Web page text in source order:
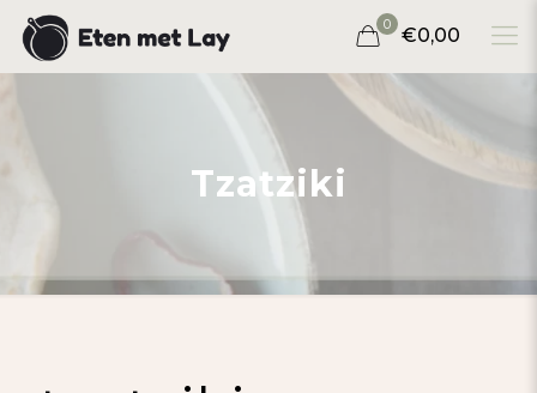
0 €0,00
Tzatziki